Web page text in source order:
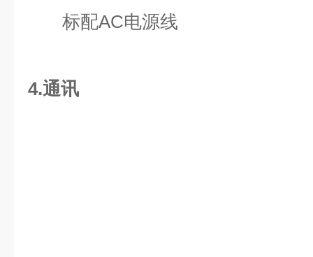
标配AC电源线
4.通讯